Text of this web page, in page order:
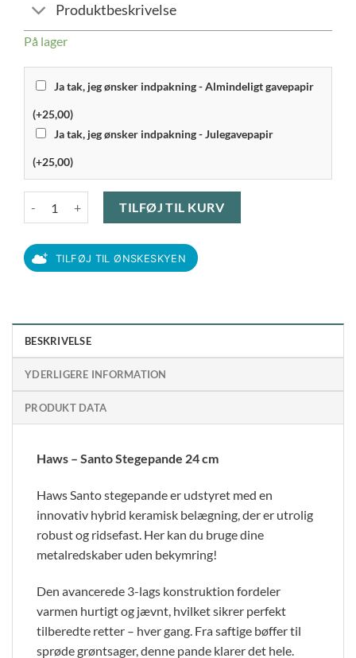
Produktbeskrivelse
På lager
Ja tak, jeg ønsker indpakning - Almindeligt gavepapir
(+25,00)
Ja tak, jeg ønsker indpakning - Julegavepapir
(+25,00)
TILFØJ TIL KURV
TILFØJ TIL ØNSKESKYEN
BESKRIVELSE
YDERLIGERE INFORMATION
PRODUKT DATA
Haws – Santo Stegepande 24 cm
Haws Santo stegepande er udstyret med en
innovativ hybrid keramisk belægning, der er utrolig
robust og ridsefast. Her kan du bruge dine
metalredskaber uden bekymring!
Den avancerede 3-lags konstruktion fordeler
varmen hurtigt og jævnt, hvilket sikrer perfekt
tilberedte retter – hver gang. Fra saftige bøffer til
sprøde grøntsager, denne pande klarer det hele.